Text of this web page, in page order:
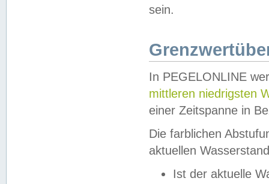
sein.
In PEGELONLINE
mittleren niedrigsten
einer Zeitspanne in
Die farblichen
aktuellen
Ist der aktuelle